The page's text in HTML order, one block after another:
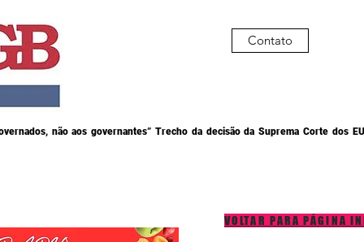
não aos governantes” Trecho da decisão da Suprema Corte dos
Contato
VOLTAR PARA PÁGINA